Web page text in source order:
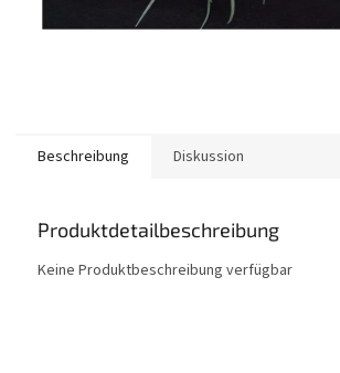
Beschreibung Diskussion
Produktdetailbeschreibung
Keine Produktbeschreibung verfügbar